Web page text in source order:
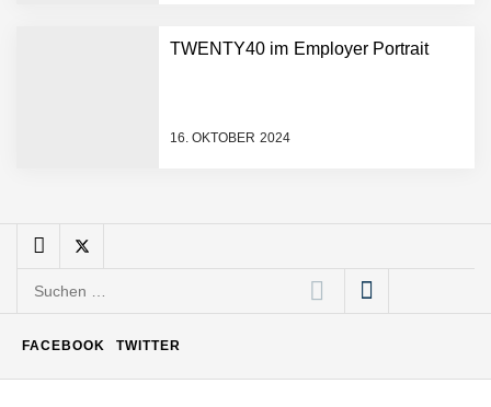
TWENTY40 im Employer Portrait
16. OKTOBER 2024
NÖ Raumfahrt-Start-up
Suchen
FACEBOOK TWITTER